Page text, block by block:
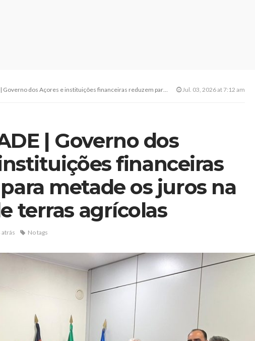
dos Açores e instituições financeiras reduzem para metade os juros na compra de terras agrícolas Jul. 03, 2026 at 7:12 am
| Governo dos
financeiras
metade os juros na
terras agrícolas
atrás No tags